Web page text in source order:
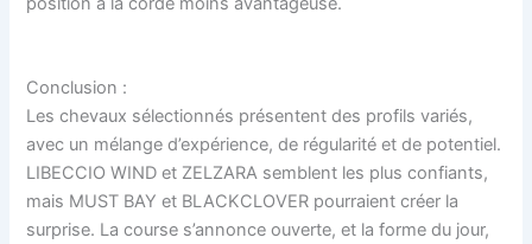
Conclusion :
Les chevaux sélectionnés présentent des profils variés,
avec un mélange d’expérience, de régularité et de potentiel.
LIBECCIO WIND et ZELZARA semblent les plus confiants,
mais MUST BAY et BLACKCLOVER pourraient créer la
surprise. La course s’annonce ouverte, et la forme du jour,